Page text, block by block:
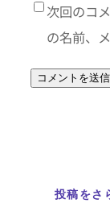
次回のコ
の名前、
投稿をさ